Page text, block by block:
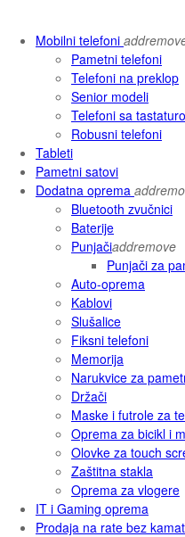
Mobilni telefoni add
Pametni telefoni
Telefoni na preklop
Senior modeli
Telefoni sa
Robusni telefoni
Tableti
Pametni satovi
Dodatna oprema add
Bluetooth zvučnici
Baterije
Punjačiaddremove
Punjači za
Auto-oprema
Kablovi
Slušalice
Fiksni telefoni
Memorija
Narukvice za
Držači
Maske i futrole za
Oprema za bicikl i
Olovke za touch
Zaštitna stakla
Oprema za vlogere
IT i Gaming oprema
Prodaja na rate bez